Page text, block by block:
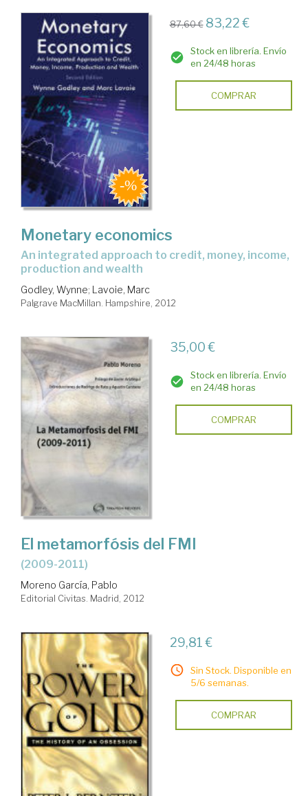
87,60 € 83,22 €
Stock en librería. Envío
en 24/48 horas
COMPRAR
Monetary economics
an integrated approach to credit, money, income,
production and wealth
Godley, Wynne; Lavoie, Marc
Palgrave MacMillan. Hampshire, 2012
35,00 €
Stock en librería. Envío
en 24/48 horas
COMPRAR
El metamorfósis del FMI
(2009-2011)
Moreno García, Pablo
Editorial Civitas. Madrid, 2012
29,81 €
Sin Stock. Disponible en
5/6 semanas.
COMPRAR